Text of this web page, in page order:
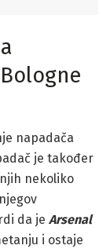
napadača
je također
nekoliko
da je Arsenal
i ostaje